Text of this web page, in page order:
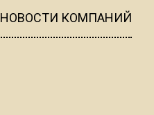
НОВОСТИ КОМПАНИЙ